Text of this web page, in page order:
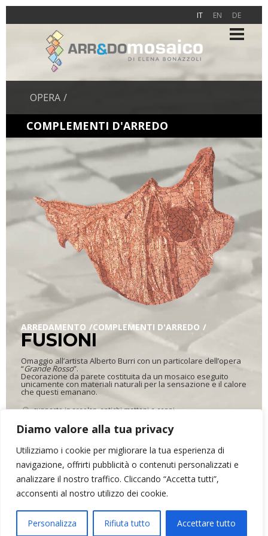
Diamo valore alla tua privacy
Utilizziamo i cookie per migliorare la tua esperienza di
navigazione, offrirti pubblicità o contenuti personalizzati e
analizzare il nostro traffico. Cliccando “Accetta tutti”,
acconsenti al nostro utilizzo dei cookie.
Personalizza Rifiuta tutto Accettare tutto
IT EN DE
OPERA
COMPLEMENTI D'ARREDO
ARREDAMENTO COMPLEMENTI D'ARREDO
FUSIONI
Omaggio all’artista Alberto Burri con un particolare dell’opera
“Grande Rosso”.
Decorazione da parete costituita da un mosaico eseguito
unicamente con materiali naturali per la sensazione e il calore
che questi emanano.
supporto in areolan, antichi mattoni e coppi
104 x 76 cm, profondità 5 cm
ARR&DOmosaico di Elena Bonazzoli- P.IVA 02634390302 - Via dei
Monti, 16 - 33034 - Fagagna (UD)
Contatti
Privacy